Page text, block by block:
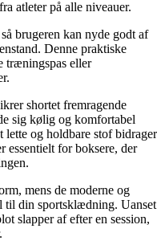
atleter på alle niveauer.
brugeren kan nyde godt af
Denne praktiske
træningspas eller
shortet fremragende
sig kølig og komfortabel
lette og holdbare stof bidrager
essentielt for boksere, der
mens de moderne og
til din sportsklædning. Uanset
slapper af efter en session,